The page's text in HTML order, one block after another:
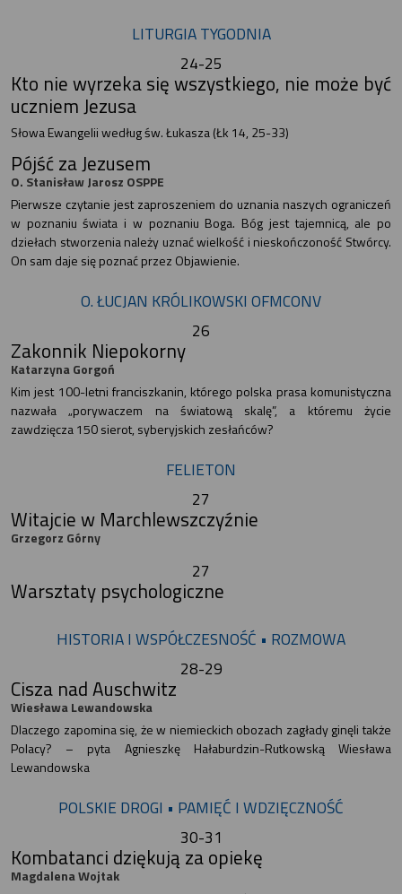
LITURGIA TYGODNIA
24-25
Kto nie wyrzeka się wszystkiego, nie może być
uczniem Jezusa
Słowa Ewangelii według św. Łukasza (Łk 14, 25-33)
Pójść za Jezusem
O. Stanisław Jarosz OSPPE
Pierwsze czytanie jest zaproszeniem do uznania naszych ograniczeń
w poznaniu świata i w poznaniu Boga. Bóg jest tajemnicą, ale po
dziełach stworzenia należy uznać wielkość i nieskończoność Stwórcy.
On sam daje się poznać przez Objawienie.
O. ŁUCJAN KRÓLIKOWSKI OFMCONV
26
Zakonnik Niepokorny
Katarzyna Gorgoń
Kim jest 100-letni franciszkanin, którego polska prasa komunistyczna
nazwała „porywaczem na światową skalę”, a któremu życie
zawdzięcza 150 sierot, syberyjskich zesłańców?
FELIETON
27
Witajcie w Marchlewszczyźnie
Grzegorz Górny
27
Warsztaty psychologiczne
HISTORIA I WSPÓŁCZESNOŚĆ • ROZMOWA
28-29
Cisza nad Auschwitz
Wiesława Lewandowska
Dlaczego zapomina się, że w niemieckich obozach zagłady ginęli także
Polacy? – pyta Agnieszkę Hałaburdzin-Rutkowską Wiesława
Lewandowska
POLSKIE DROGI • PAMIĘĆ I WDZIĘCZNOŚĆ
30-31
Kombatanci dziękują za opiekę
Magdalena Wojtak